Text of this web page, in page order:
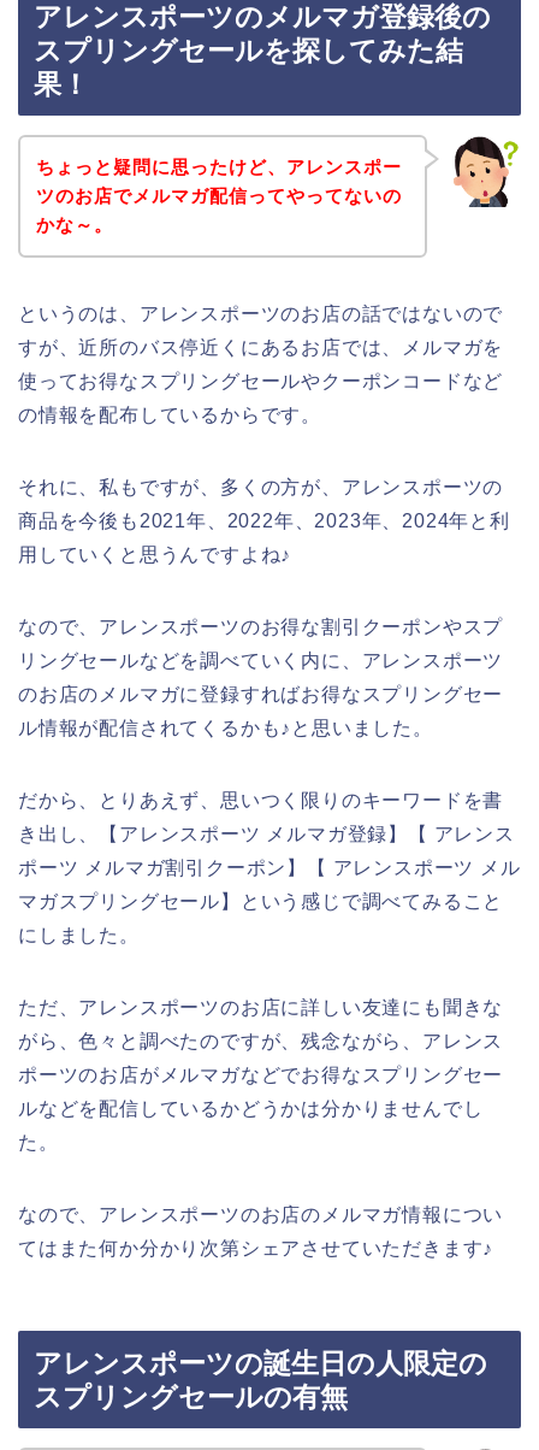
アレンスポーツのメルマガ登録後の
スプリングセールを探してみた結
果！
ちょっと疑問に思ったけど、アレンスポー
ツのお店でメルマガ配信ってやってないの
かな～。
というのは、アレンスポーツのお店の話ではないので
すが、近所のバス停近くにあるお店では、メルマガを
使ってお得なスプリングセールやクーポンコードなど
の情報を配布しているからです。
それに、私もですが、多くの方が、アレンスポーツの
商品を今後も2021年、2022年、2023年、2024年と利
用していくと思うんですよね♪
なので、アレンスポーツのお得な割引クーポンやスプ
リングセールなどを調べていく内に、アレンスポーツ
のお店のメルマガに登録すればお得なスプリングセー
ル情報が配信されてくるかも♪と思いました。
だから、とりあえず、思いつく限りのキーワードを書
き出し、【アレンスポーツ メルマガ登録】【 アレンス
ポーツ メルマガ割引クーポン】【 アレンスポーツ メル
マガスプリングセール】という感じで調べてみること
にしました。
ただ、アレンスポーツのお店に詳しい友達にも聞きな
がら、色々と調べたのですが、残念ながら、アレンス
ポーツのお店がメルマガなどでお得なスプリングセー
ルなどを配信しているかどうかは分かりませんでし
た。
なので、アレンスポーツのお店のメルマガ情報につい
てはまた何か分かり次第シェアさせていただきます♪
アレンスポーツの誕生日の人限定の
スプリングセールの有無